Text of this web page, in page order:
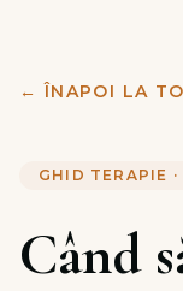
←ÎNAPOI LA
GHID TERAPIE ·
Când